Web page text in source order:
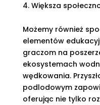
Większa
Możemy również
elementów
graczom na
ekosystemach
wędkowania.
podlodowym
oferując nie tylko